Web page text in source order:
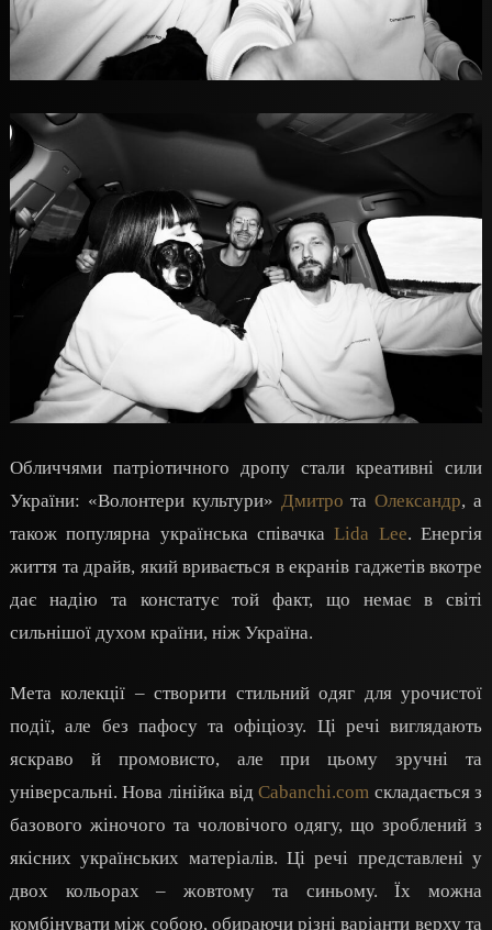
Обличчями патріотичного дропу стали креативні сили
України: «Волонтери культури» Дмитро таОлександр, а
також популярна українська співачкаLida Lee. Енергія
життя та драйв, який вривається в екранів гаджетів вкотре
дає надію та констатує той факт, що немає в світі
сильнішої духом країни, ніж Україна.
Мета колекції – створити стильний одяг для урочистої
події, але без пафосу та офіціозу. Ці речі виглядають
яскраво й промовисто, але при цьому зручні та
універсальні. Нова лінійка від Cabanchi.com складається з
базового жіночого та чоловічого одягу, що зроблений з
якісних українських матеріалів. Ці речі представлені у
двох кольорах – жовтому та синьому. Їх можна
комбінувати між собою, обираючи різні варіанти верху та